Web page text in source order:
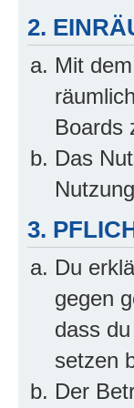
2.
Mit
Boards
Das
3.
Du
gegen
dass
setzen
Der